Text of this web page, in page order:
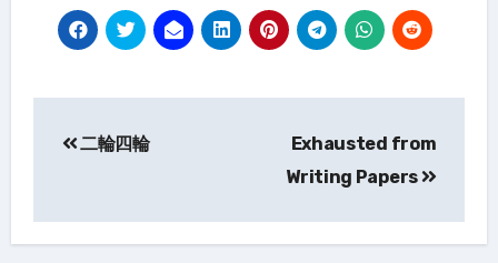
稿
ビ
二輪四輪
Exhausted from
Writing Papers